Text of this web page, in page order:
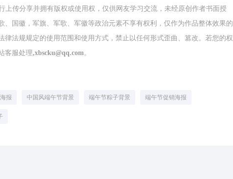
上传分享并拥有版权或使用权，仅供网友学习交流，未经原创作者书面授
、国徽，军旗、军歌、军徽等政治元素不享有权利，仅作为作品整体效果的
律法规规定的使用范围和使用方式，禁止以任何形式歪曲、篡改。若您的权
服处理,xbscku@qq.com。
报 中国风端午节背景 端午节粽子背景 端午节促销海报